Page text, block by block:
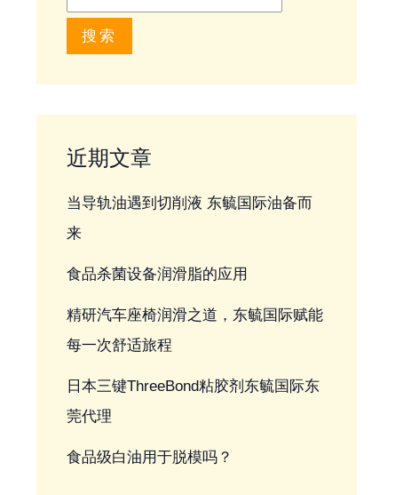
搜索
近期文章
当导轨油遇到切削液 东毓国际油备而
来
食品杀菌设备润滑脂的应用
精研汽车座椅润滑之道，东毓国际赋能
每一次舒适旅程
日本三键ThreeBond粘胶剂东毓国际东
莞代理
食品级白油用于脱模吗？